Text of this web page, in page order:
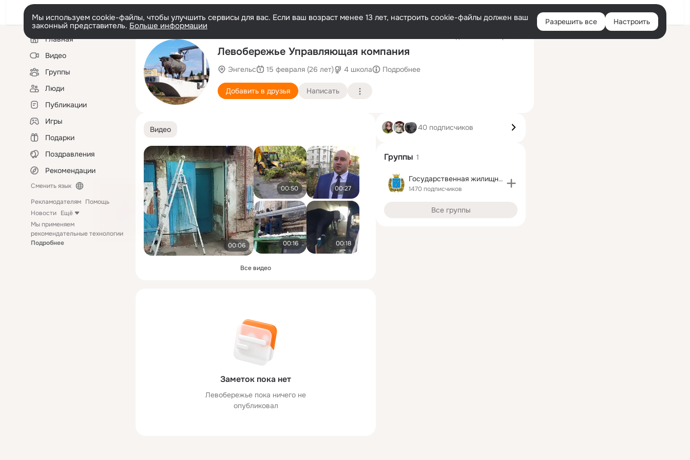
Войти
Мы используем cookie-файлы, чтобы улучшить сервисы для вас. Если ваш возраст менее 13 лет, настроить cookie-файлы должен ваш
законный представитель. Больше информации Разрешить все Настроить
Левая
колонкаГлавная
Видео
Группы
Люди
Публикации
Игры
Подарки
Поздравления
Рекомендации
Сменить язык
Рекламодателям Помощь
Новости Ещё
Мы применяем
рекомендательные технологии
Подробнее
Левобережье Управляющая компания
Энгельс 15 февраля (26 лет) 4 школа Подробнее
Добавить в друзья Написать
Видео
00:06
00:50 00:27
00:16 00:18
Все видео
Заметок пока нет
Левобережье пока ничего не
опубликовал
40 подписчиков
Группы 1
Государственная жилищная инспекция Саратовской обл
1470 подписчиков
Все группы